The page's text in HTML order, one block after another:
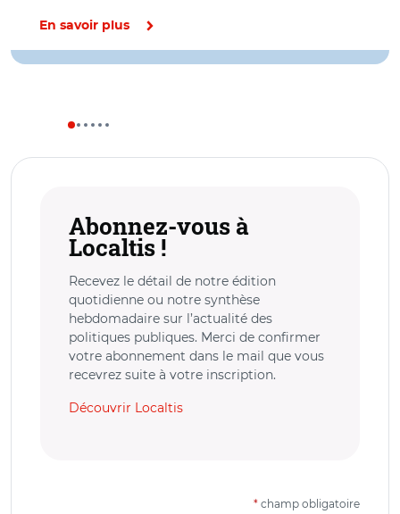
En savoir plus
Abonnez-vous à
Localtis !
Recevez le détail de notre édition
quotidienne ou notre synthèse
hebdomadaire sur l’actualité des
politiques publiques. Merci de confirmer
votre abonnement dans le mail que vous
recevrez suite à votre inscription.
Découvrir Localtis
* champ obligatoire